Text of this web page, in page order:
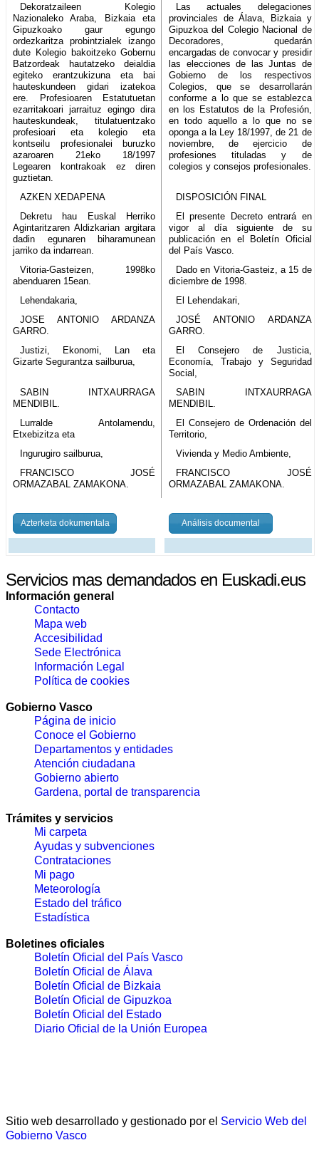
Dekoratzaileen Kolegio
Nazionaleko Araba, Bizkaia eta
Gipuzkoako gaur egungo
ordezkaritza probintzialek izango
dute Kolegio bakoitzeko Gobernu
Batzordeak hautatzeko deialdia
egiteko erantzukizuna eta bai
hauteskundeen gidari izatekoa
ere. Profesioaren Estatutuetan
ezarritakoari jarraituz egingo dira
hauteskundeak, titulatuentzako
profesioari eta kolegio eta
kontseilu profesionalei buruzko
azaroaren 21eko 18/1997
Legearen kontrakoak ez diren
guztietan.
Las actuales delegaciones
provinciales de Álava, Bizkaia y
Gipuzkoa del Colegio Nacional de
Decoradores, quedarán
encargadas de convocar y presidir
las elecciones de las Juntas de
Gobierno de los respectivos
Colegios, que se desarrollarán
conforme a lo que se establezca
en los Estatutos de la Profesión,
en todo aquello a lo que no se
oponga a la Ley 18/1997, de 21 de
noviembre, de ejercicio de
profesiones tituladas y de
colegios y consejos profesionales.
AZKEN XEDAPENA
DISPOSICIÓN FINAL
Dekretu hau Euskal Herriko
Agintaritzaren Aldizkarian argitara
dadin egunaren biharamunean
jarriko da indarrean.
El presente Decreto entrará en
vigor al día siguiente de su
publicación en el Boletín Oficial
del País Vasco.
Vitoria-Gasteizen, 1998ko
abenduaren 15ean.
Dado en Vitoria-Gasteiz, a 15 de
diciembre de 1998.
Lehendakaria,
El Lehendakari,
JOSE ANTONIO ARDANZA
GARRO.
JOSÉ ANTONIO ARDANZA
GARRO.
Justizi, Ekonomi, Lan eta
Gizarte Segurantza sailburua,
El Consejero de Justicia,
Economía, Trabajo y Seguridad
Social,
SABIN INTXAURRAGA
MENDIBIL.
SABIN INTXAURRAGA
MENDIBIL.
Lurralde Antolamendu,
Etxebizitza eta
El Consejero de Ordenación del
Territorio,
Ingurugiro sailburua,
Vivienda y Medio Ambiente,
FRANCISCO JOSÉ
ORMAZABAL ZAMAKONA.
FRANCISCO JOSÉ
ORMAZABAL ZAMAKONA.
Azterketa dokumentala Análisis documental
Servicios mas demandados en Euskadi.eus
Información general
Contacto
Mapa web
Accesibilidad
Sede Electrónica
Información Legal
Política de cookies
Gobierno Vasco
Página de inicio
Conoce el Gobierno
Departamentos y entidades
Atención ciudadana
Gobierno abierto
Gardena, portal de transparencia
Trámites y servicios
Mi carpeta
Ayudas y subvenciones
Contrataciones
Mi pago
Meteorología
Estado del tráfico
Estadística
Boletines oficiales
Boletín Oficial del País Vasco
Boletín Oficial de Álava
Boletín Oficial de Bizkaia
Boletín Oficial de Gipuzkoa
Boletín Oficial del Estado
Diario Oficial de la Unión Europea
Sitio web desarrollado y gestionado por el Servicio Web del
Gobierno Vasco